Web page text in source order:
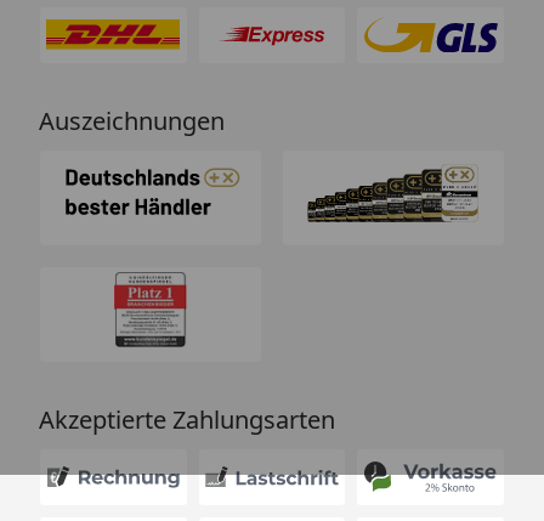
Auszeichnungen
Akzeptierte Zahlungsarten